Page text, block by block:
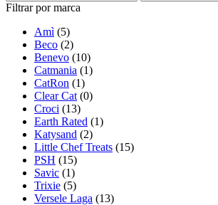
Filtrar por marca
Amì (5)
Beco (2)
Benevo (10)
Catmania (1)
CatRon (1)
Clear Cat (0)
Croci (13)
Earth Rated (1)
Katysand (2)
Little Chef Treats (15)
PSH (15)
Savic (1)
Trixie (5)
Versele Laga (13)